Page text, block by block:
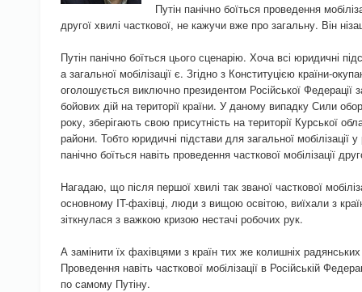
Путін панічно боїться проведення
другої хвилі часткової, не кажучи вже про загальну. Він
Путін панічно боїться цього сценарію. Хоча всі юридичні
а загальної мобілізації є. Згідно з Конституцією країни-
оголошується виключно президентом Російської Федерації
бойових дій на території країни. У даному випадку Сили
року, зберігають свою присутність на території Курської
райони. Тобто юридичні підстави для загальної мобілізації
панічно боїться навіть проведення часткової мобілізації
Нагадаю, що після першої хвилі так званої часткової
основному IT-фахівці, люди з вищою освітою, виїхали з
зіткнулася з важкою кризою нестачі робочих рук.
А замінити їх фахівцями з країн тих же колишніх
Проведення навіть часткової мобілізації в Російській
по самому Путіну.